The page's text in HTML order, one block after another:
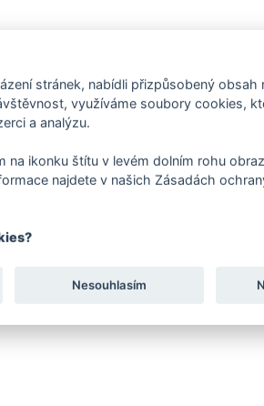
stránek, nabídli přizpůsobený obsah
využíváme soubory cookies,
a analýzu.
na ikonku štítu v levém dolním rohu
najdete v našich Zásadách
Nesouhlasím